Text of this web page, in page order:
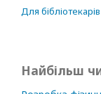
Для бібліотекарів
Найбільш